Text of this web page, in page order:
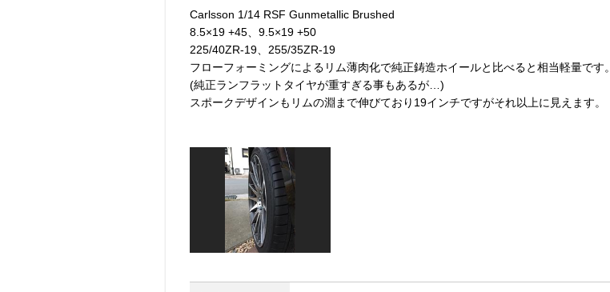
Carlsson 1/14 RSF Gunmetallic Brushed
8.5×19 +45、9.5×19 +50
225/40ZR-19、255/35ZR-19
フローフォーミングによるリム薄肉化で純正鋳造ホイールと比べると相当軽量です。
(純正ランフラットタイヤが重すぎる事もあるが…)
スポークデザインもリムの淵まで伸びており19インチですがそれ以上に見えます。